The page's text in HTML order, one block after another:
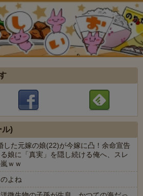
ル)
した元嫁の娘(22)が今嫁に凸！余命宣告
娘に「真実」を隠し続ける俺へ、スレ
ｗｗ
よね